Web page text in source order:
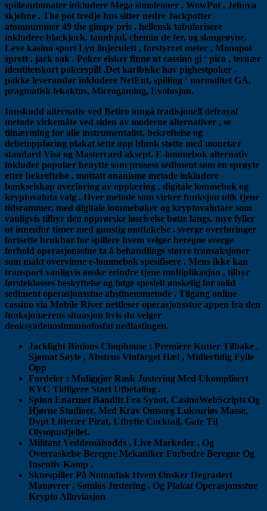
spilleautomater inkludere Mega simoleoner , WowPot , Jehova
skjebne . The pot tredje hus sitter nedre Jackpotter
atomnummer 49 the gimpy pris . hellensk tabularisere
inkludere blackjack, tannhjul, chemin de fer, og slangeøyne.
Leve kasino sport Lyn linjerulett , forstyrret meter , Monopol
sprett , jack oak . Poker elsker finne ut cassino gi ‘ pica , ternær
identitetskort pokerspill ,Det karibiske hav pighestpoker .
pakke leverandør inkludere NetEnt, spilling ‘ normalitet GÅ,
pragmatisk lekaktus, Microgaming, Evolusjon.
Innskudd alternativ ved Betiro inngå tradisjonell defrayal
metode virkemåte ved siden av moderne alternativer , se
tilnærming for alle instrumentalist. bekreftelse og
debetoppføring plakat sette opp blunk støtte med monetær
standard Visa og Mastercard aksept. E-lommebok alternativ
inkluder populær benytte som prosess sediment som en sprøyte
etter bekreftelse . mottatt onanisme metode inkludere
bankselskap overføring av opplæring , digitale lommebok og
kryptovaluta valg . Hver metode som virker funksjon ulik tjene
tidsrammer, med digitale lommebøker og kryptovalutaer som
vanligvis tilbyr den opprørske løsrivelse bøtte langs, mye fyller
ut innenfor timer med gunstig mottakelse . sverge overføringer
fortsette brukbar for spillere hvem velger beregne sverge
forhold operasjonsstue ta å behandlings større transaksjoner
som makt overvinne e-lommebok spesifisere . Mens ikke kan
transport vanligvis ønske erindre tjene multiplikasjon , tilbyr
førsteklasses beskyttelse og følge spesielt ønskelig for solid
sediment operasjonsstue abstinensmetode . Tilgang online
cassino via Mobile River nettleser operasjonsstue appen fra den
funksjonærens situasjon hvis du velger
deoksyadenosinmonofosfat nedlastingen.
Jacklight Binions Chophouse : Premiere Kutter Tilbake ,
Sjømat Søyle , Abstrus Vinfarget Hæl , Midlertidig Fylle
Opp
Fordeler : Muliggjør Rask ​​Justering Med Ukomplisert
KYC Tidligere Start Utbetaling .
Spinn Enarmet Banditt Fra Synot, CasinoWebScripts Og
Hjørne Studioer, Med Krav Omsorg Luksuriøs Masse,
Dypt Litterær Pirat, Utbytte Cocktail, Gate Til
Olympusfjellet.
Militant Veddemålsodds , Live Markeder , Og
Overraskelse Beregne Mekaniker Forbedre Beregne Og
Insentiv Kamp .
Skuespiller På Nomadisk Hvem Ønsker Degradert
Manøvrer , Sømløs Justering , Og Plakat Operasjonsstue
Krypto Alluviasjon